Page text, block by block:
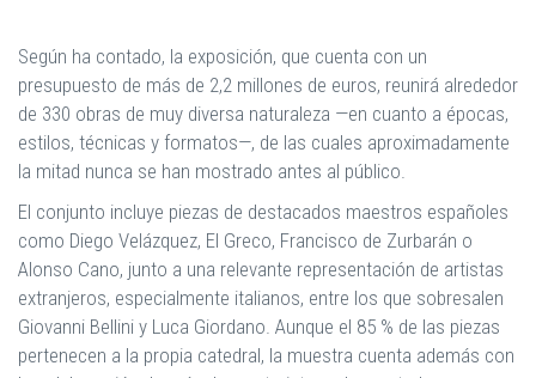
Según ha contado, la exposición, que cuenta con un
presupuesto de más de 2,2 millones de euros, reunirá alrededor
de 330 obras de muy diversa naturaleza —en cuanto a épocas,
estilos, técnicas y formatos—, de las cuales aproximadamente
la mitad nunca se han mostrado antes al público.
El conjunto incluye piezas de destacados maestros españoles
como Diego Velázquez, El Greco, Francisco de Zurbarán o
Alonso Cano, junto a una relevante representación de artistas
extranjeros, especialmente italianos, entre los que sobresalen
Giovanni Bellini y Luca Giordano. Aunque el 85 % de las piezas
pertenecen a la propia catedral, la muestra cuenta además con